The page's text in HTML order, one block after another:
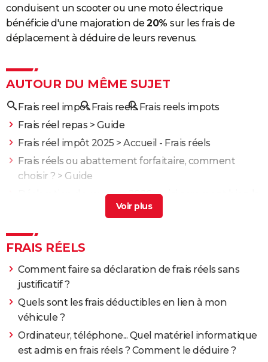
conduisent un scooter ou une moto électrique
bénéficie d'une majoration de 20% sur les frais de
déplacement à déduire de leurs revenus.
AUTOUR DU MÊME SUJET
Frais reel impot Frais reels Frais reels impots
Frais réel repas > Guide
Frais réel impôt 2025 > Accueil - Frais réels
Frais réels ou abattement forfaitaire, comment
choisir ? > Guide
Déclaration de revenus 2026 : voici comment bien la
remplir, case par case> Accueil - Déclaration de
Frais reel ticket restaurant
FRAIS RÉELS
Comment faire sa déclaration de frais réels sans
justificatif ?
Quels sont les frais déductibles en lien à mon
véhicule ?
Ordinateur, téléphone... Quel matériel informatique
est admis en frais réels ? Comment le déduire ?